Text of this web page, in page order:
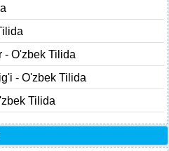
- O'zbek Tilida
- O'zbek Tilida
Tilida